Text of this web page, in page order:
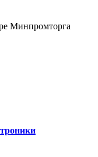
Минпромторга